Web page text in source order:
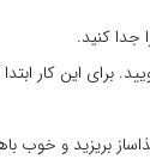
جدا کنید.
برای این کار
بریزید و خوب